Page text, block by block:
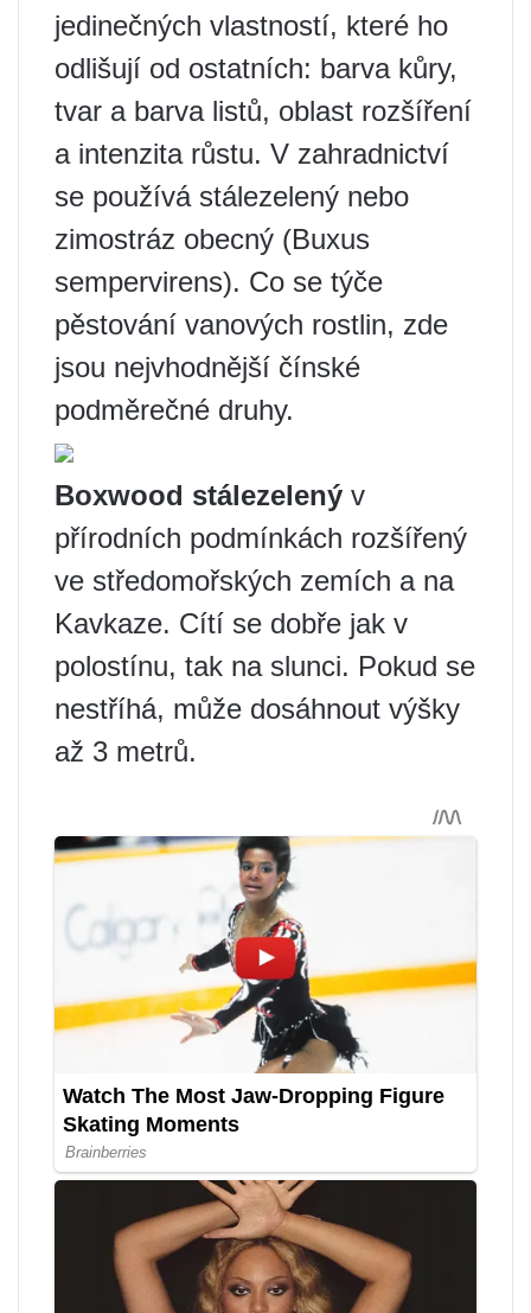
jedinečných vlastností, které ho
odlišují od ostatních: barva kůry,
tvar a barva listů, oblast rozšíření
a intenzita růstu. V zahradnictví
se používá stálezelený nebo
zimostráz obecný (Buxus
sempervirens). Co se týče
pěstování vanových rostlin, zde
jsou nejvhodnější čínské
podměrečné druhy.
Boxwood stálezelený v
přírodních podmínkách rozšířený
ve středomořských zemích a na
Kavkaze. Cítí se dobře jak v
polostínu, tak na slunci. Pokud se
nestříhá, může dosáhnout výšky
až 3 metrů.